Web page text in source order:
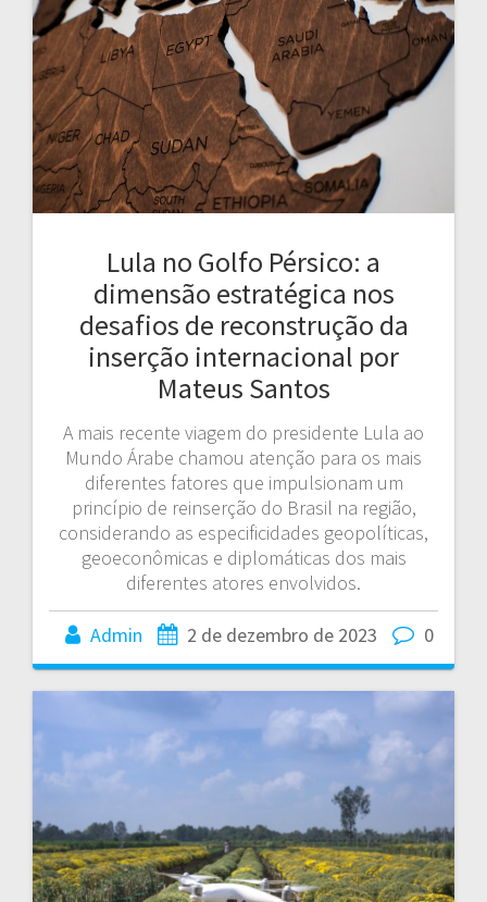
Lula no Golfo Pérsico: a
dimensão estratégica nos
desafios de reconstrução da
inserção internacional por
Mateus Santos
A mais recente viagem do presidente Lula ao
Mundo Árabe chamou atenção para os mais
diferentes fatores que impulsionam um
princípio de reinserção do Brasil na região,
considerando as especificidades geopolíticas,
geoeconômicas e diplomáticas dos mais
diferentes atores envolvidos.
Admin 2 de dezembro de 2023 0